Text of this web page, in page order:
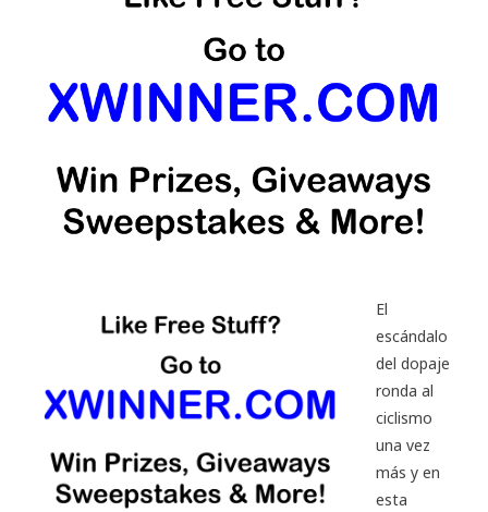
El
escándalo
del dopaje
ronda al
ciclismo
una vez
más y en
esta